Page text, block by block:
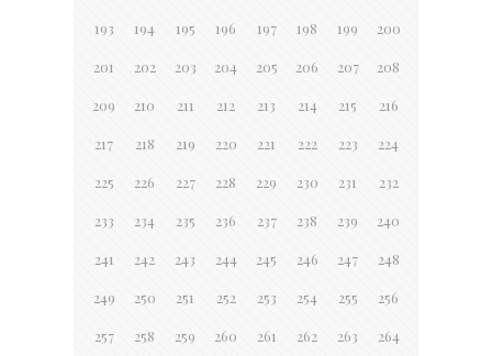
193 194 195 196 197 198 199 200
201 202 203 204 205 206 207 208
209 210 211 212 213 214 215 216
217 218 219 220 221 222 223 224
225 226 227 228 229 230 231 232
233 234 235 236 237 238 239 240
241 242 243 244 245 246 247 248
249 250 251 252 253 254 255 256
257 258 259 260 261 262 263 264